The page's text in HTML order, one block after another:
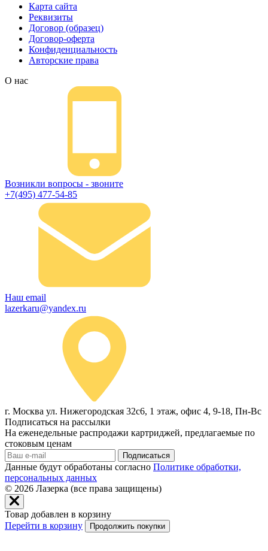
Карта сайта
Реквизиты
Договор (образец)
Договор-оферта
Конфиденциальность
Авторские права
О нас
Возникли вопросы - звоните
+7(495) 477-54-85
Наш email
lazerkaru@yandex.ru
г. Москва ул. Нижегородская 32с6, 1 этаж, офис 4, 9-18, Пн-Вс
Подписаться на рассылки
На еженедельные распродажи картриджей, предлагаемые по
стоковым ценам
Подписаться
Данные будут обработаны согласно Политике обработки,
персональных данных
© 2026 Лазерка (все права защищены)
Товар добавлен в корзину
Перейти в корзину
Продолжить покупки